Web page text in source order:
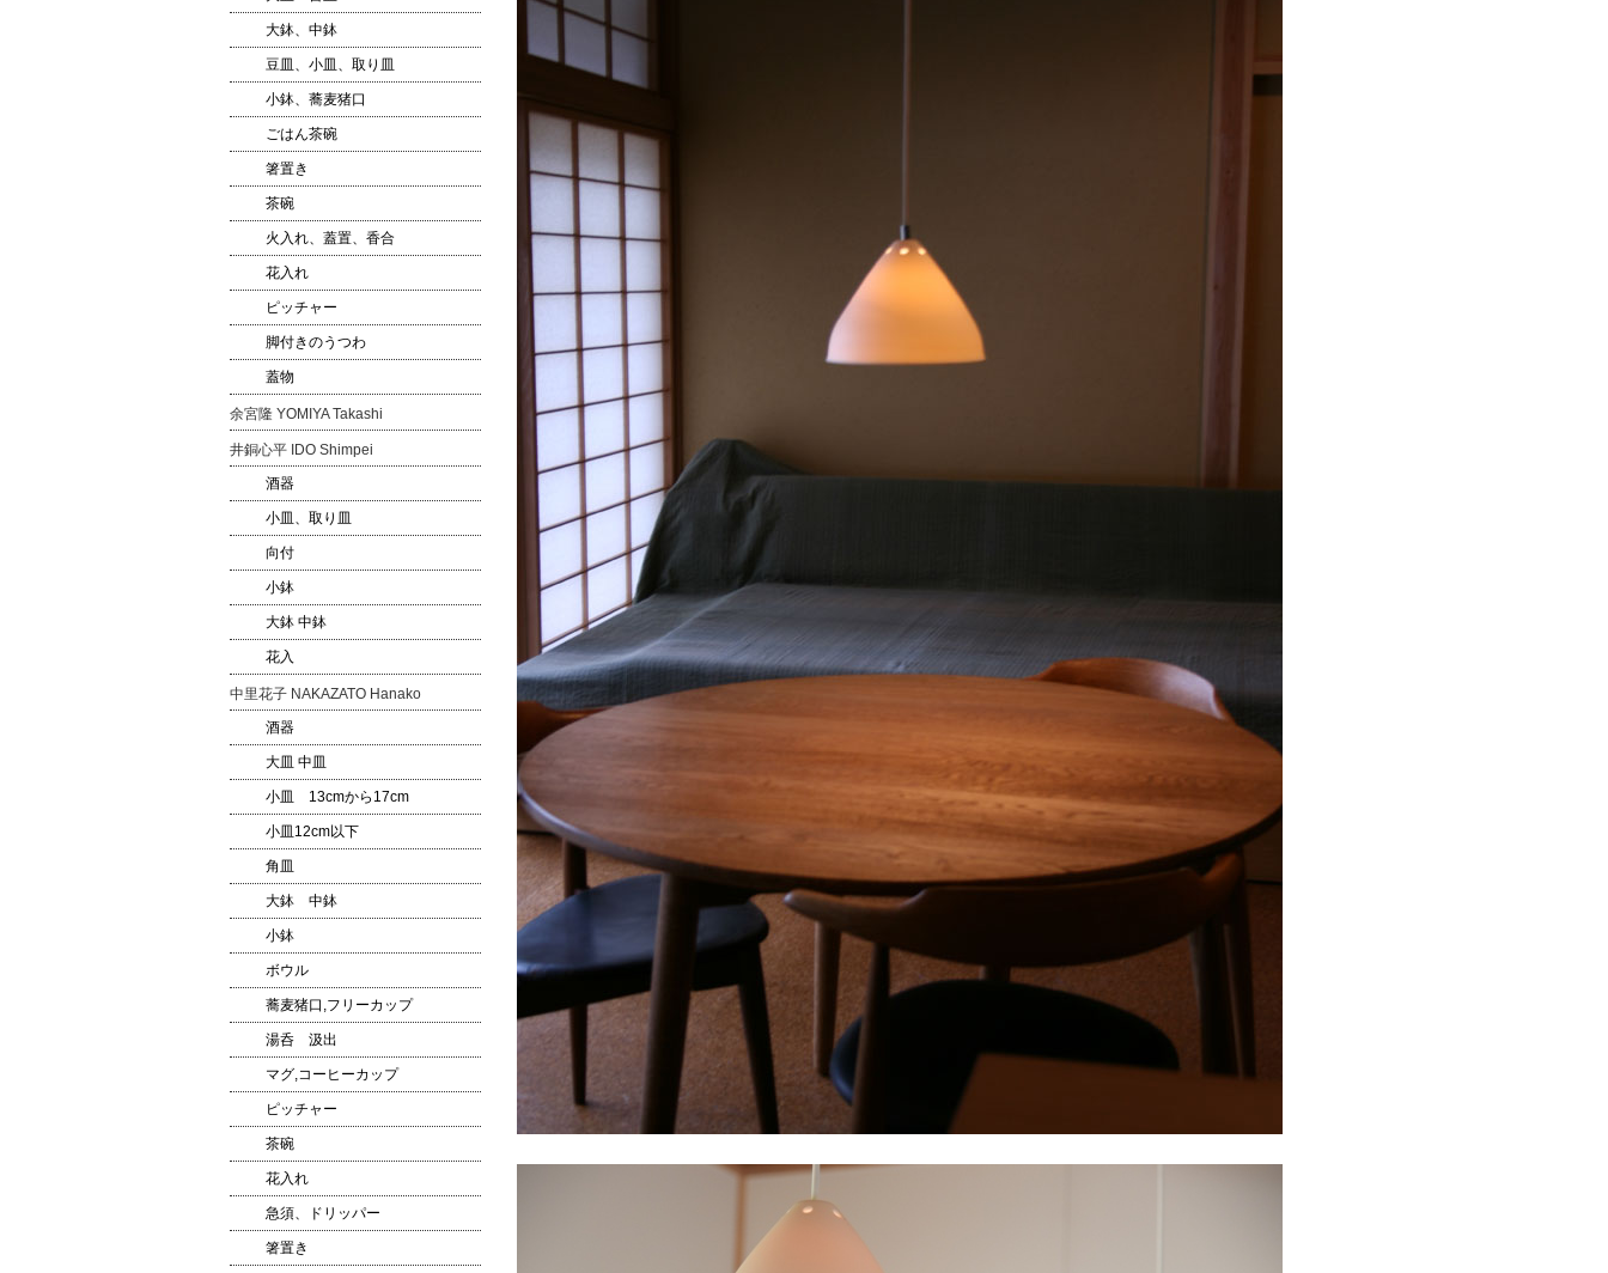
大鉢、中鉢
豆皿、小皿、取り皿
小鉢、蕎麦猪口
ごはん茶碗
箸置き
茶碗
火入れ、蓋置、香合
花入れ
ピッチャー
脚付きのうつわ
蓋物
余宮隆 YOMIYA Takashi
井銅心平 IDO Shimpei
酒器
小皿、取り皿
向付
小鉢
大鉢 中鉢
花入
中里花子 NAKAZATO Hanako
酒器
大皿 中皿
小皿 13cmから17cm
小皿12cm以下
角皿
大鉢 中鉢
小鉢
ボウル
蕎麦猪口,フリーカップ
湯呑 汲出
マグ,コーヒーカップ
ピッチャー
茶碗
花入れ
急須、ドリッパー
箸置き